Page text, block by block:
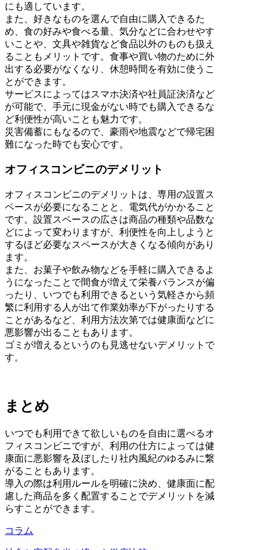
にも適しています。
また、好きなものを選んで自由に購入できるた
め、食の好みや食べる量、気分などに合わせやす
いことや、文具や雑貨など食品以外のものも扱え
ることもメリットです。食事や買い物のために外
出する必要がなくなり、休憩時間を有効に使うこ
とができます。
サービスによってはスマホ決済や社員証決済など
が可能で、手元に現金がない時でも購入できるな
ど利便性が高いことも魅力です。
災害備蓄にもなるので、豪雨や地震などで帰宅困
難になった時でも安心です。
オフィスコンビニのデメリット
オフィスコンビニのデメリットは、専用の設置ス
ペースが必要になることと、電気代がかかること
です。設置スペースの広さは商品の種類や品数な
どによって変わりますが、利便性を向上しようと
するほど必要なスペースが大きくなる傾向があり
ます。
また、お菓子や飲み物などを手軽に購入できるよ
うになったことで間食が増えて栄養バランスが偏
ったり、いつでも利用できるという気軽さから頻
繁に利用する人が出て作業効率が下がったりする
ことがあるなど、利用方法次第では健康面などに
悪影響が出ることもあります。
ゴミが増えるというのも見逃せないデメリットで
す。
まとめ
いつでも利用できて欲しいものを自由に選べるオ
フィスコンビニですが、利用の仕方によっては健
康面に悪影響を及ぼしたり社内風紀のゆるみに繋
がることもあります。
導入の際は利用ルールを明確に決め、健康面に配
慮した商品を多く配置することでデメリットを減
らすことができます。
コラム